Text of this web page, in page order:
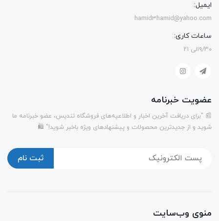
ایمیل:
hamid3hamid@yahoo.com
ساعات کاری:
۹/۳۰الی ۲۱
عضویت خبرنامه
📰 "برای دریافت آخرین اخبار و اطلاعیه‌های فروشگاه تندیس، عضو خبرنامه ما
شوید و از جدیدترین محصولات و پیشنهادهای ویژه باخبر شوید!" 🛍️
ثبت نام
منوی وب‌سایت